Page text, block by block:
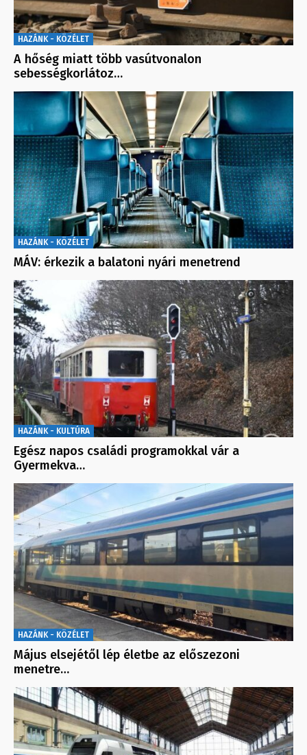
HAZÁNK - KÖZÉLET
A hőség miatt több vasútvonalon
sebességkorlátoz…
HAZÁNK - KÖZÉLET
MÁV: érkezik a balatoni nyári menetrend
HAZÁNK - KULTÚRA
Egész napos családi programokkal vár a
Gyermekva…
HAZÁNK - KÖZÉLET
Május elsejétől lép életbe az előszezoni
menetre…